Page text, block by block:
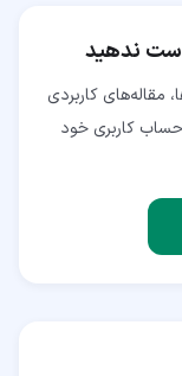
ندهید
مقاله‌های کاربردی
حساب کاربری خود